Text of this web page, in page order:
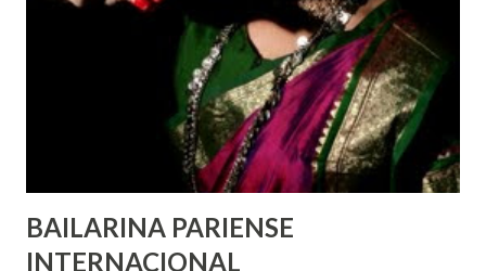
Universal dos Direitos Humanos ) – têm estado no centro
das mudanças históricas no mundo árabe nos últimos dois
anos, em que milhões foram às ruas para exigir mudanças.
Em outras partes do mundo, os “99%” fizeram suas vozes
serem ouvidas através ...
BAILARINA PARIENSE
INTERNACIONAL